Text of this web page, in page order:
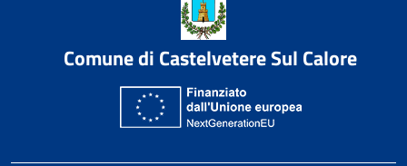
Comune di Castelvetere Sul Calore